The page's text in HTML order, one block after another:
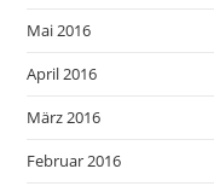
Mai 2016
April 2016
März 2016
Februar 2016